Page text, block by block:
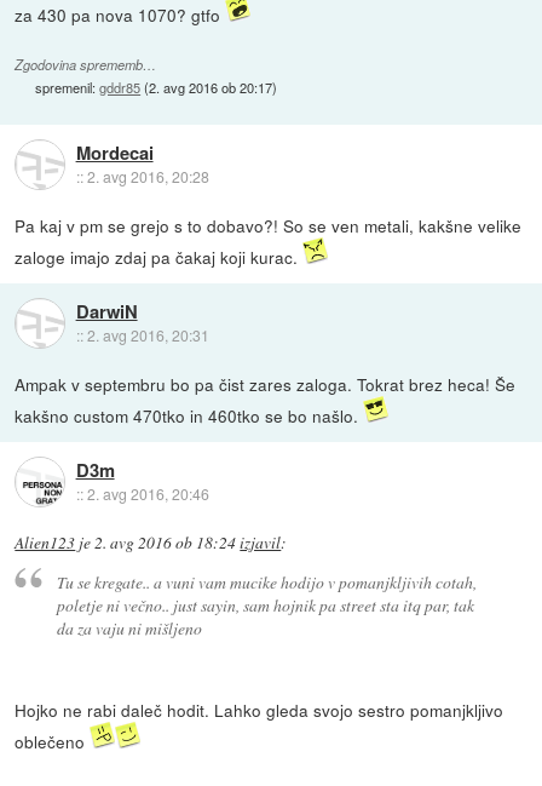
za 430 pa nova 1070? gtfo
Zgodovina sprememb…
spremenil:gddr85(2. avg 2016 ob 20:17)
Mordecai
::2. avg 2016, 20:28
Pa kaj v pm se grejo s to dobavo?! So se ven metali, kakšne velike
zaloge imajo zdaj pa čakaj koji kurac.
DarwiN
::2. avg 2016, 20:31
Ampak v septembru bo pa čist zares zaloga. Tokrat brez heca! Še
kakšno custom 470tko in 460tko se bo našlo.
D3m
::2. avg 2016, 20:46
Alien123 je2. avg 2016 ob 18:24izjavil:
Tu se kregate.. a vuni vam mucike hodijo v pomanjkljivih cotah,
poletje ni večno.. just sayin, sam hojnik pa street sta itq par, tak
da za vaju ni mišljeno
Hojko ne rabi daleč hodit. Lahko gleda svojo sestro pomanjkljivo
oblečeno